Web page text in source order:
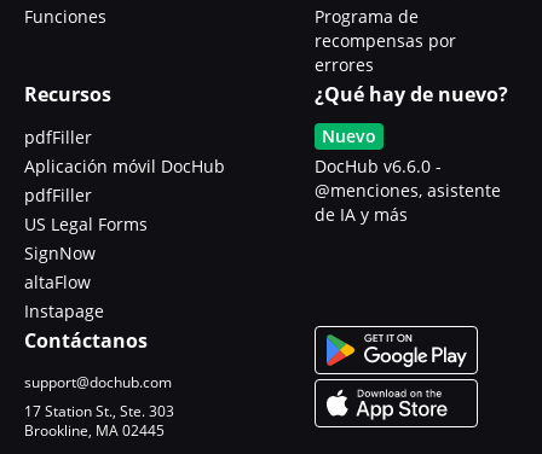
Funciones
Programa de
recompensas por
errores
Recursos
pdfFiller
Aplicación móvil DocHub
pdfFiller
US Legal Forms
SignNow
altaFlow
Instapage
¿Qué hay de nuevo?
Nuevo
DocHub v6.6.0 -
@menciones, asistente
de IA y más
Contáctanos
support@dochub.com
17 Station St., Ste. 303
Brookline, MA 02445